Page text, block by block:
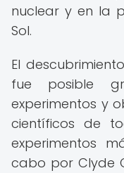
nuclear y en la
Sol.
El
fue posible
experimentos y
científicos de
experimentos
cabo por Clyde